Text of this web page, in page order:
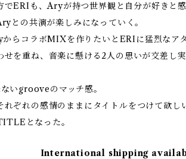
でERIも、Aryが持つ世界観と自分が好きと
との共演が楽しみになっていく。
らコラボMIXを作りたいとERIに猛烈なアタ
せを重ね、音楽に懸ける2人の思いが交差し
いgrooveのマッチ感。
れぞれの感情のままにタイトルをつけて欲し
となった。
International shipping